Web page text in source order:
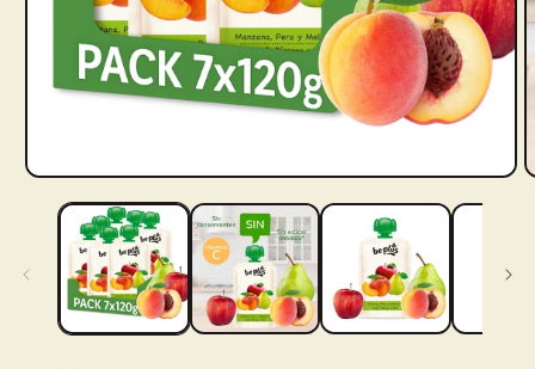
Abrir
elemento
multimedia
una
ventana
modal